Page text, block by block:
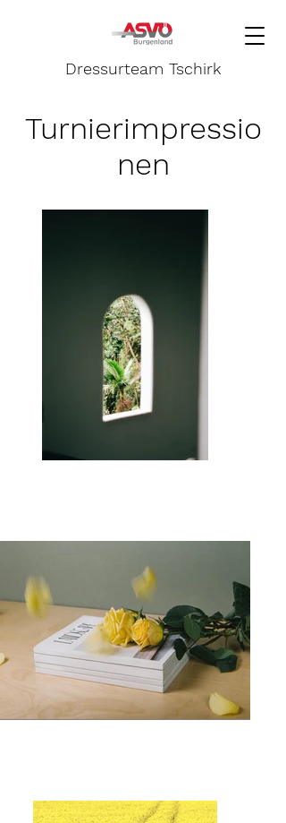
Dressurteam Tschirk
Turnierimpressio
nen